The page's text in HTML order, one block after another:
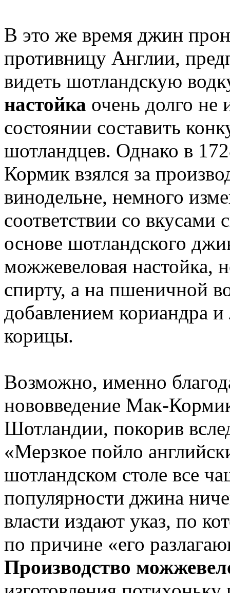
В это же время джин
противницу Англии,
видеть шотландскую
настойка очень долго не
состоянии составить
шотландцев. Однако в
Кормик взялся за
винодельне, немного
соответствии со вкусами
основе шотландского
можжевеловая настойка,
спирту, а на пшеничной
добавлением кориандра
корицы.
Возможно, именно
нововведение Мак-
Шотландии, покорив
«Мерзкое пойло
шотландском столе все
популярности джина
власти издают указ, по
по причине «его
Производство